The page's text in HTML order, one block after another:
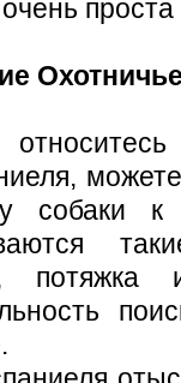
очень
собаки
потяжка